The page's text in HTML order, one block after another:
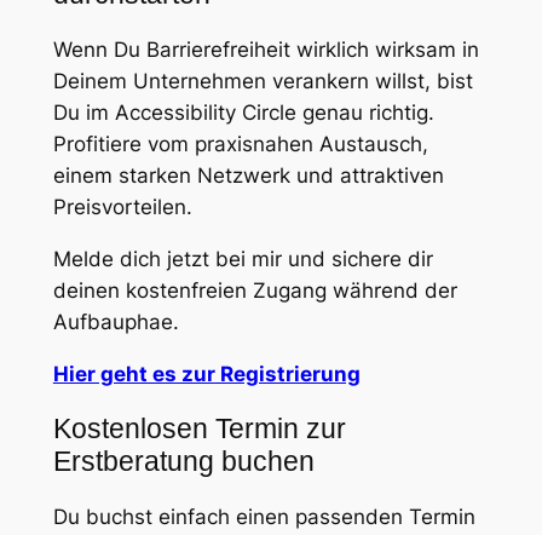
Wenn Du Barrierefreiheit wirklich wirksam in
Deinem Unternehmen verankern willst, bist
Du im Accessibility Circle genau richtig.
Profitiere vom praxisnahen Austausch,
einem starken Netzwerk und attraktiven
Preisvorteilen.
Melde dich jetzt bei mir und sichere dir
deinen kostenfreien Zugang während der
Aufbauphae.
Hier geht es zur Registrierung
Kostenlosen Termin zur
Erstberatung buchen
Du buchst einfach einen passenden Termin